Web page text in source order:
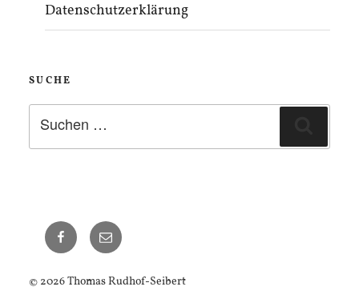
Datenschutzerklärung
SUCHE
Suchen
Thomas
Seibert
auf
E-
Mail
© 2026 Thomas Rudhof-Seibert